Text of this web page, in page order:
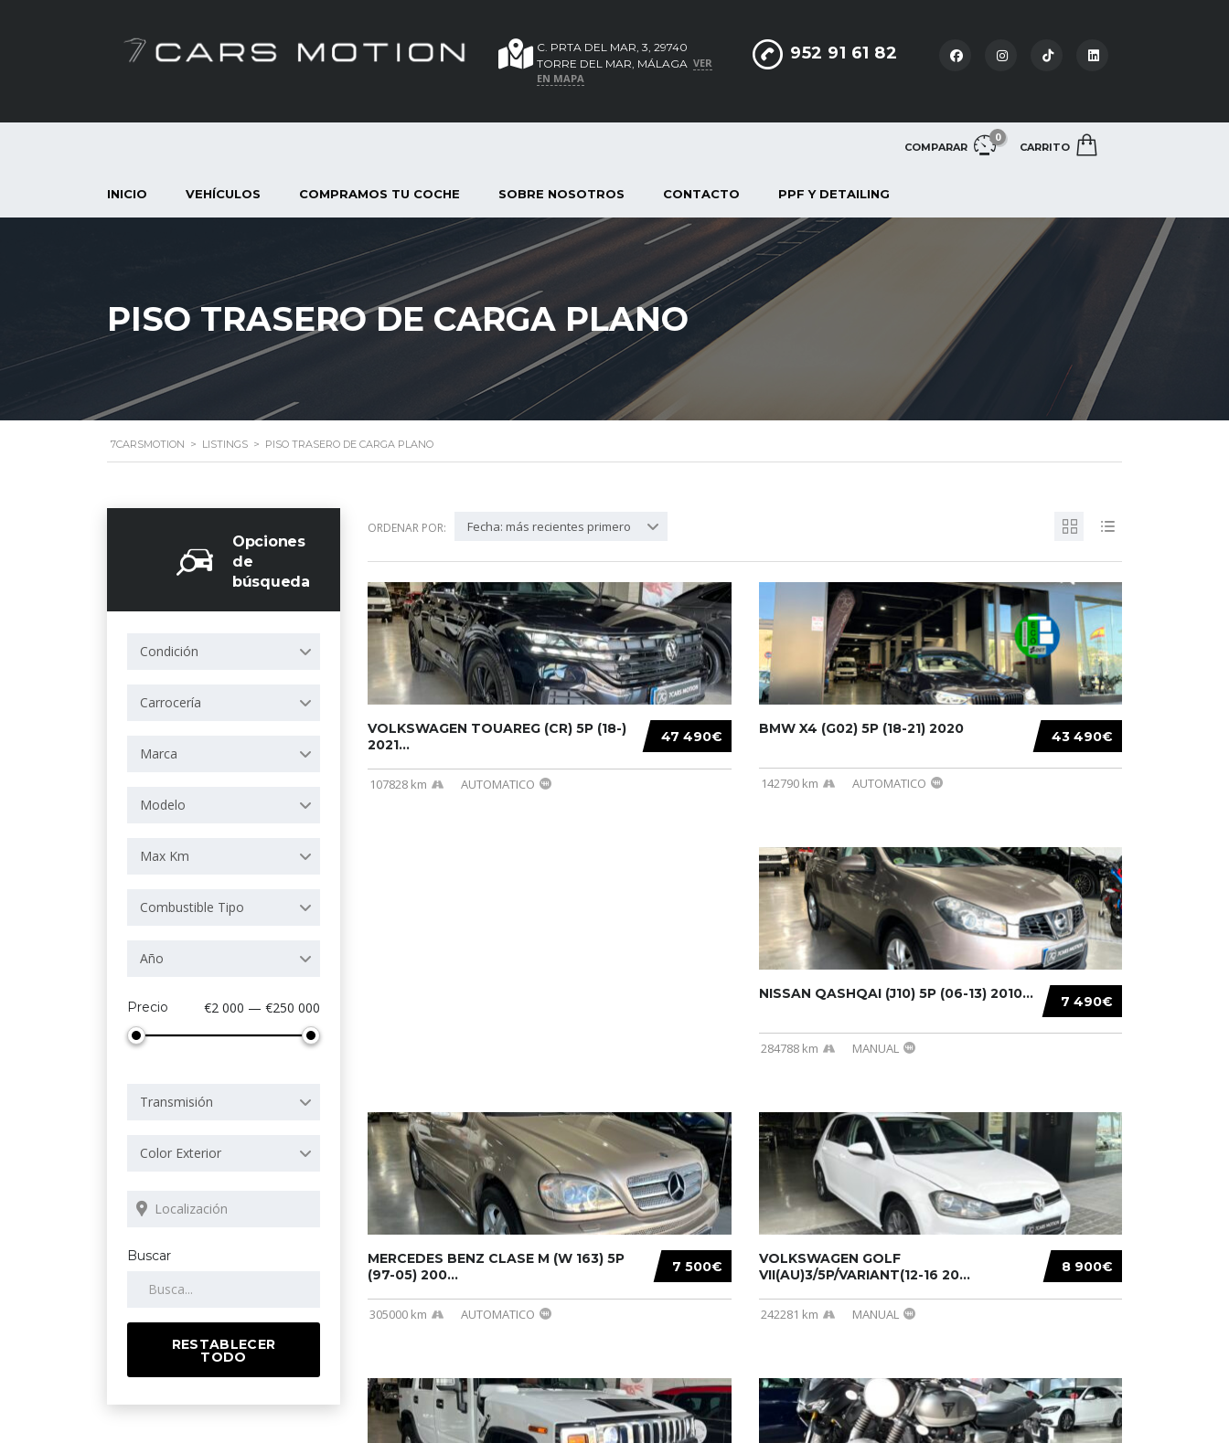
952 91 61 82
C. PRTA DEL MAR, 3, 29740
TORRE DEL MAR, MÁLAGA VER
EN MAPA
COMPARAR
0
CARRITO
INICIO VEHÍCULOS COMPRAMOS TU COCHE SOBRE NOSOTROS CONTACTO PPF Y DETAILING
PISO TRASERO DE CARGA PLANO
7CARSMOTION > LISTINGS > PISO TRASERO DE CARGA PLANO
Opciones
de
búsqueda
Condición
Carrocería
Marca
Modelo
Max Km
Combustible Tipo
Año
Precio €2 000 — €250 000
Transmisión
Color Exterior
Buscar
RESTABLECER
TODO
ORDENAR POR: Fecha: más recientes primero
47 490€
VOLKSWAGEN TOUAREG (CR) 5P (18-)
2021...
107828 km AUTOMATICO
43 490€
BMW X4 (G02) 5P (18-21) 2020
142790 km AUTOMATICO
7 490€
NISSAN QASHQAI (J10) 5P (06-13) 2010...
284788 km MANUAL
7 500€
MERCEDES BENZ CLASE M (W 163) 5P
(97-05) 200...
305000 km AUTOMATICO
8 900€
VOLKSWAGEN GOLF
VII(AU)3/5P/VARIANT(12-16 20...
242281 km MANUAL